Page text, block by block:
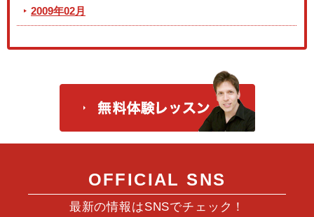
2009年02月
OFFICIAL SNS
最新の情報はSNSでチェック！